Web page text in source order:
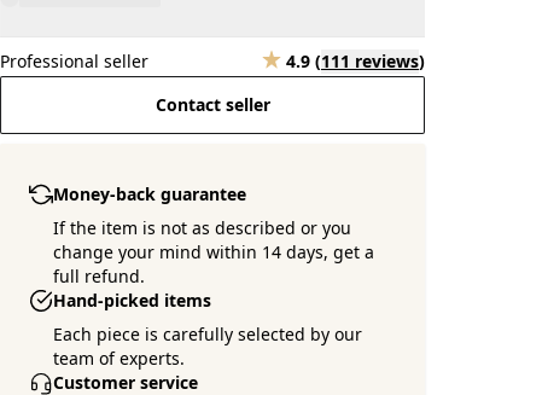
Professional seller 4.9 (111 reviews)
Contact seller
Money-back guarantee
If the item is not as described or you
change your mind within 14 days, get a
full refund.
Hand-picked items
Each piece is carefully selected by our
team of experts.
Customer service